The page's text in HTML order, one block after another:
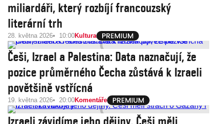
miliardáři, který rozbíjí francouzský
literární trh
28. května 2026 10:00Kultura
Češi, Izrael a Palestina: Data naznačují, že
pozice průměrného Čecha zůstává k Izraeli
povětšině vstřícná
19. května 2026 20:00Komentáře
Izraeli závidíme jeho dějiny. Češi měli